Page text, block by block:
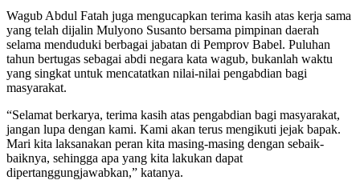
Wagub Abdul Fatah juga mengucapkan terima kasih atas kerja sama
yang telah dijalin Mulyono Susanto bersama pimpinan daerah
selama menduduki berbagai jabatan di Pemprov Babel. Puluhan
tahun bertugas sebagai abdi negara kata wagub, bukanlah waktu
yang singkat untuk mencatatkan nilai-nilai pengabdian bagi
masyarakat.
“Selamat berkarya, terima kasih atas pengabdian bagi masyarakat,
jangan lupa dengan kami. Kami akan terus mengikuti jejak bapak.
Mari kita laksanakan peran kita masing-masing dengan sebaik-
baiknya, sehingga apa yang kita lakukan dapat
dipertanggungjawabkan,” katanya.